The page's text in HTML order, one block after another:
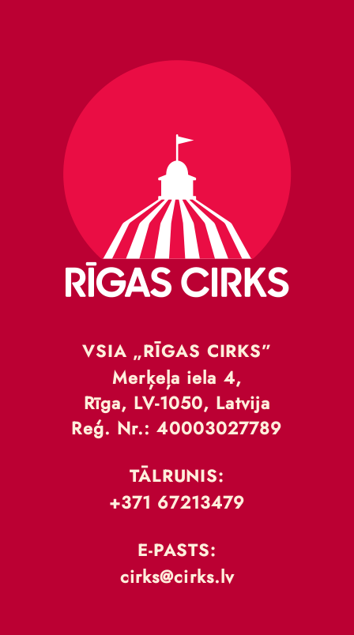
VSIA „RĪGAS CIRKS”
Merķeļa iela 4,
Rīga, LV-1050, Latvija
Reģ. Nr.: 40003027789
TĀLRUNIS:
+371 67213479
E-PASTS:
cirks@cirks.lv